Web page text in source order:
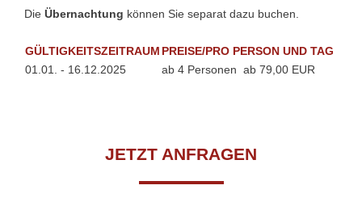
Die Übernachtung können Sie separat dazu buchen.
GÜLTIGKEITSZEITRAUM PREISE/PRO PERSON UND TAG
01.01. - 16.12.2025
ab 4 Personen ab 79,00 EUR
JETZT ANFRAGEN